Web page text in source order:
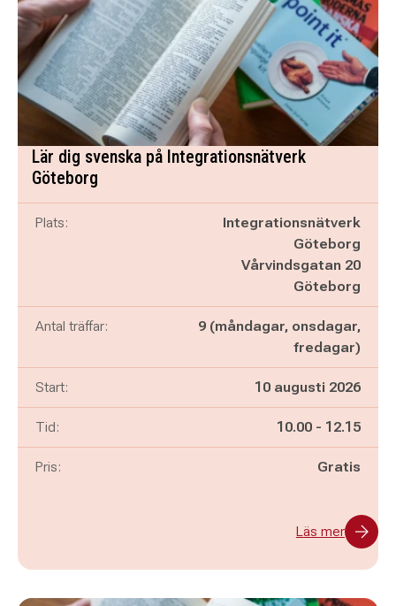
Lär dig svenska på Integrationsnätverk
Göteborg
Plats:
Integrationsnätverk
Göteborg
Vårvindsgatan 20
Göteborg
Antal träffar:
9 (måndagar, onsdagar,
fredagar)
Start: 10 augusti 2026
Tid: Pågår mellan
10.00 - och
12.15
Pris: Gratis
Läs mer